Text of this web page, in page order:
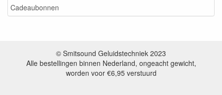
Cadeaubonnen
© Smitsound Geluidstechniek 2023
Alle bestellingen binnen Nederland, ongeacht gewicht,
worden voor €6,95 verstuurd